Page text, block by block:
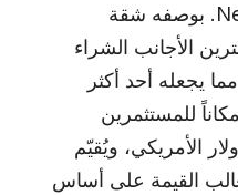
الفائق الرقي في New York. بوصفه شقة
الأجانب الشراء
يجعله أحد أكثر
للمستثمرين
الأمريكي، ويُقيّم
القيمة على أساس